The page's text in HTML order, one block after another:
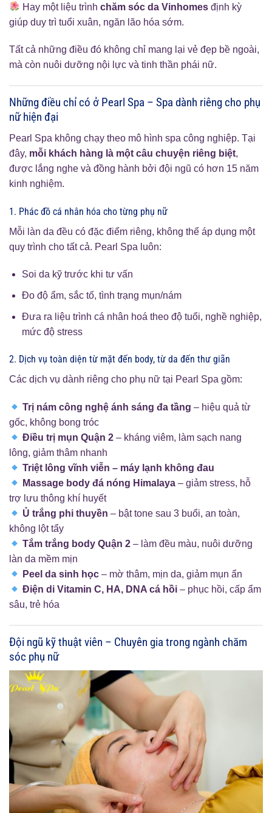
Hay một liệu trìnhchăm sóc da Vinhomes định kỳ
giúp duy trì tuổi xuân, ngăn lão hóa sớm.
Tất cả những điều đó không chỉ mang lại vẻ đẹp bề ngoài,
mà còn nuôi dưỡng nội lực và tinh thần phái nữ.
Những điều chỉ có ở Pearl Spa – Spa dành riêng cho phụ
nữ hiện đại
Pearl Spa không chạy theo mô hình spa công nghiệp. Tại
đây, mỗi khách hàng là một câu chuyện riêng biệt,
được lắng nghe và đồng hành bởi đội ngũ có hơn 15 năm
kinh nghiệm.
1. Phác đồ cá nhân hóa cho từng phụ nữ
Mỗi làn da đều có đặc điểm riêng, không thể áp dụng một
quy trình cho tất cả. Pearl Spa luôn:
Soi da kỹ trước khi tư vấn
Đo độ ẩm, sắc tố, tình trạng mụn/nám
Đưa ra liệu trình cá nhân hoá theo độ tuổi, nghề nghiệp,
mức độ stress
2. Dịch vụ toàn diện từ mặt đến body, từ da đến thư giãn
Các dịch vụ dành riêng cho phụ nữ tại Pearl Spa gồm:
Trị nám công nghệ ánh sáng đa tầng – hiệu quả từ
gốc, không bong tróc
Điều trị mụn Quận 2 – kháng viêm, làm sạch nang
lông, giảm thâm nhanh
Triệt lông vĩnh viễn – máy lạnh không đau
Massage body đá nóng Himalaya – giảm stress, hỗ
trợ lưu thông khí huyết
Ủ trắng phi thuyền – bật tone sau 3 buổi, an toàn,
không lột tẩy
Tắm trắng body Quận 2 – làm đều màu, nuôi dưỡng
làn da mềm mịn
Peel da sinh học – mờ thâm, mịn da, giảm mụn ẩn
Điện di Vitamin C, HA, DNA cá hồi – phục hồi, cấp ẩm
sâu, trẻ hóa
Đội ngũ kỹ thuật viên – Chuyên gia trong ngành chăm
sóc phụ nữ